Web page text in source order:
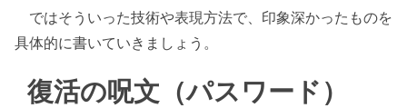
ではそういった技術や表現方法で、印象深かったものを
具体的に書いていきましょう。
復活の呪文（パスワード）